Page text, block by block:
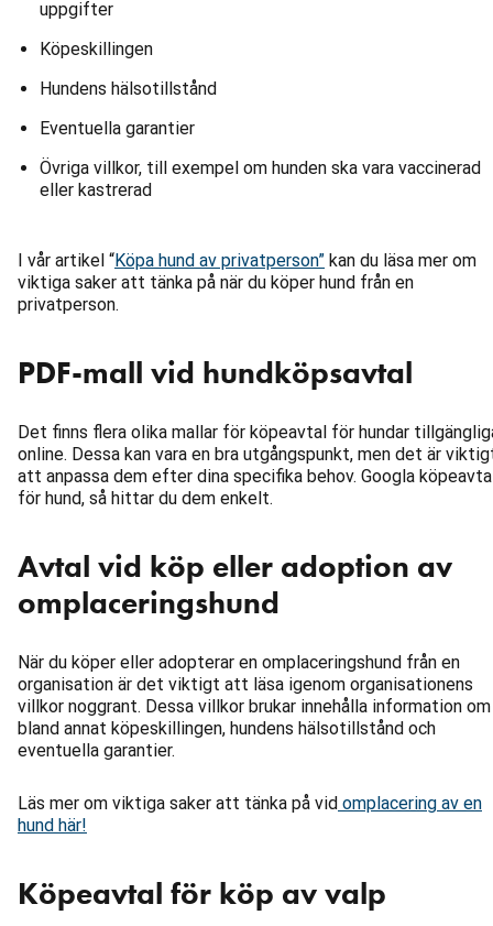
uppgifter
Köpeskillingen
Hundens hälsotillstånd
Eventuella garantier
Övriga villkor, till exempel om hunden ska vara vaccinerad
eller kastrerad
I vår artikel “Köpa hund av privatperson” kan du läsa mer om
viktiga saker att tänka på när du köper hund från en
privatperson.
PDF-mall vid hundköpsavtal
Det finns flera olika mallar för köpeavtal för hundar
online. Dessa kan vara en bra utgångspunkt, men det är
att anpassa dem efter dina specifika behov. Googla
för hund, så hittar du dem enkelt.
Avtal vid köp eller adoption av
omplaceringshund
När du köper eller adopterar en omplaceringshund från en
organisation är det viktigt att läsa igenom organisationens
villkor noggrant. Dessa villkor brukar innehålla information om
bland annat köpeskillingen, hundens hälsotillstånd och
eventuella garantier.
Läs mer om viktiga saker att tänka på vid omplacering av en
hund här!
Köpeavtal för köp av valp